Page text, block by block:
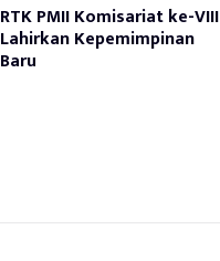
RTK PMII Komisariat ke-VIII
Lahirkan Kepemimpinan
Baru